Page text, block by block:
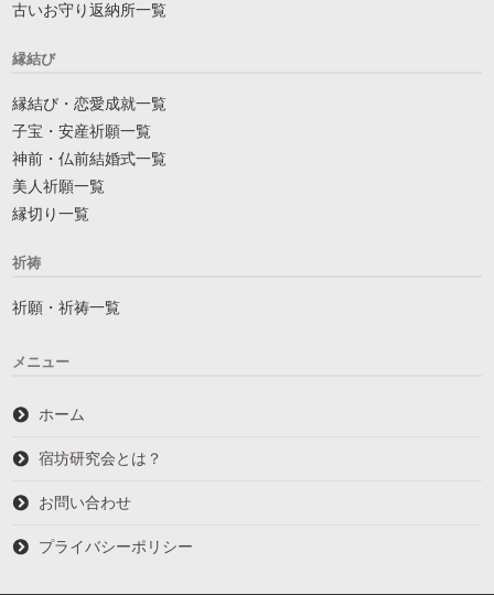
古いお守り返納所一覧
縁結び
縁結び・恋愛成就一覧
子宝・安産祈願一覧
神前・仏前結婚式一覧
美人祈願一覧
縁切り一覧
祈祷
祈願・祈祷一覧
メニュー
ホーム
宿坊研究会とは？
お問い合わせ
プライバシーポリシー